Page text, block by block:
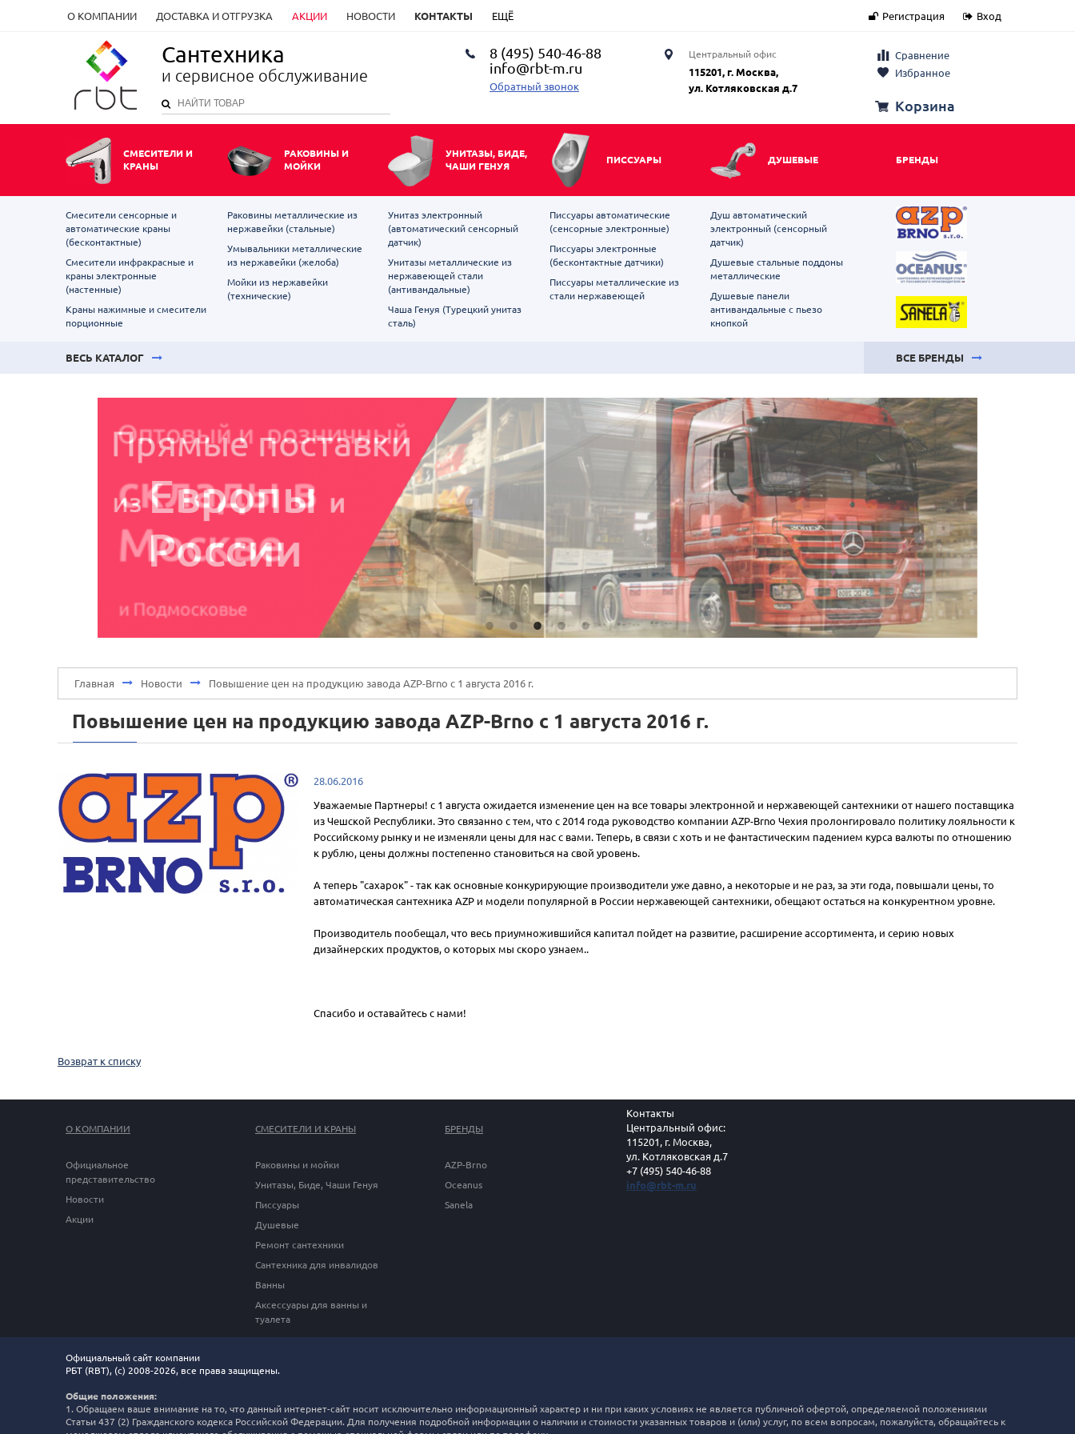
О КОМПАНИИ ДОСТАВКА И ОТГРУЗКА АКЦИИ НОВОСТИ КОНТАКТЫ ЕЩЁ Регистрация Вход
Сантехника
и сервисное обслуживание
8 (495) 540-46-88
info@rbt-m.ru
Обратный звонок
Центральный офис
115201, г. Москва,
ул. Котляковская д.7
Сравнение
Избранное
Корзина
СМЕСИТЕЛИ И
КРАНЫ
РАКОВИНЫ И
МОЙКИ
УНИТАЗЫ, БИДЕ,
ЧАШИ ГЕНУЯ
ПИССУАРЫ ДУШЕВЫЕ БРЕНДЫ
Смесители сенсорные и
автоматические краны
(бесконтактные)
Смесители инфракрасные и
краны электронные
(настенные)
Краны нажимные и смесители
порционные
Раковины металлические из
нержавейки (стальные)
Умывальники металлические
из нержавейки (желоба)
Мойки из нержавейки
(технические)
Унитаз электронный
(автоматический сенсорный
датчик)
Унитазы металлические из
нержавеющей стали
(антивандальные)
Чаша Генуя (Турецкий унитаз
сталь)
Писсуары автоматические
(сенсорные электронные)
Писсуары электронные
(бесконтактные датчики)
Писсуары металлические из
стали нержавеющей
Душ автоматический
электронный (сенсорный
датчик)
Душевые стальные поддоны
металлические
Душевые панели
антивандальные с пьезо
кнопкой
ВЕСЬ КАТАЛОГ ВСЕ БРЕНДЫ
Главная Новости Повышение цен на продукцию завода AZP-Brno с 1 августа 2016 г.
Повышение цен на продукцию завода AZP-Brno с 1 августа 2016 г.
28.06.2016
Уважаемые Партнеры! с 1 августа ожидается изменение цен на все товары электронной и нержавеющей сантехники от нашего поставщика
из Чешской Республики. Это связанно с тем, что с 2014 года руководство компании AZP-Brno Чехия пролонгировало политику лояльности к
Российскому рынку и не изменяли цены для нас с вами. Теперь, в связи с хоть и не фантастическим падением курса валюты по отношению
к рублю, цены должны постепенно становиться на свой уровень.
А теперь "сахарок" - так как основные конкурирующие производители уже давно, а некоторые и не раз, за эти года, повышали цены, то
автоматическая сантехника AZP и модели популярной в России нержавеющей сантехники, обещают остаться на конкурентном уровне.
Производитель пообещал, что весь приумножившийся капитал пойдет на развитие, расширение ассортимента, и серию новых
дизайнерских продуктов, о которых мы скоро узнаем..
Спасибо и оставайтесь с нами!
Возврат к списку
О КОМПАНИИ
Официальное
представительство
Новости
Акции
СМЕСИТЕЛИ И КРАНЫ
Раковины и мойки
Унитазы, Биде, Чаши Генуя
Писсуары
Душевые
Ремонт сантехники
Сантехника для инвалидов
Ванны
Аксессуары для ванны и
туалета
БРЕНДЫ
AZP-Brno
Oceanus
Sanela
Контакты
Центральный офис:
115201, г. Москва,
ул. Котляковская д.7
+7 (495) 540-46-88
info@rbt-m.ru
Официальный сайт компании
РБТ (RBT), (c) 2008-2026, все права защищены.
Общие положения:
1. Обращаем ваше внимание на то, что данный интернет-сайт носит исключительно информационный характер и ни при каких условиях не является публичной офертой, определяемой положениями
Статьи 437 (2) Гражданского кодекса Российской Федерации. Для получения подробной информации о наличии и стоимости указанных товаров и (или) услуг, по всем вопросам, пожалуйста, обращайтесь к